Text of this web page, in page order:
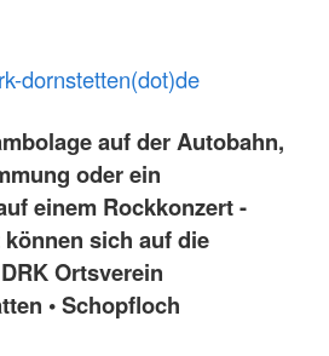
dornstetten(dot)de
auf der Autobahn,
oder ein
einem Rockkonzert-
sich auf die
Ortsverein
• Schopfloch